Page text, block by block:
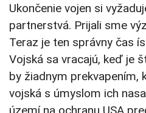
Ukončenie vojen si
partnerstvá. Prijali sme
Teraz je ten správny čas
Vojská sa vracajú, keď je
by žiadnym prekvapením,
vojská s úmyslom ich